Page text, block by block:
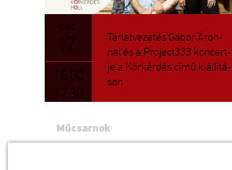
dec.
17.
16.00
17.30
Tár­lat­ve­ze­tés Gábor Áron­
nal és a Pro­ject333 kon­cert­
je a Kör­kér­dés című ki­ál­lí­tá­
son
Műcsarnok